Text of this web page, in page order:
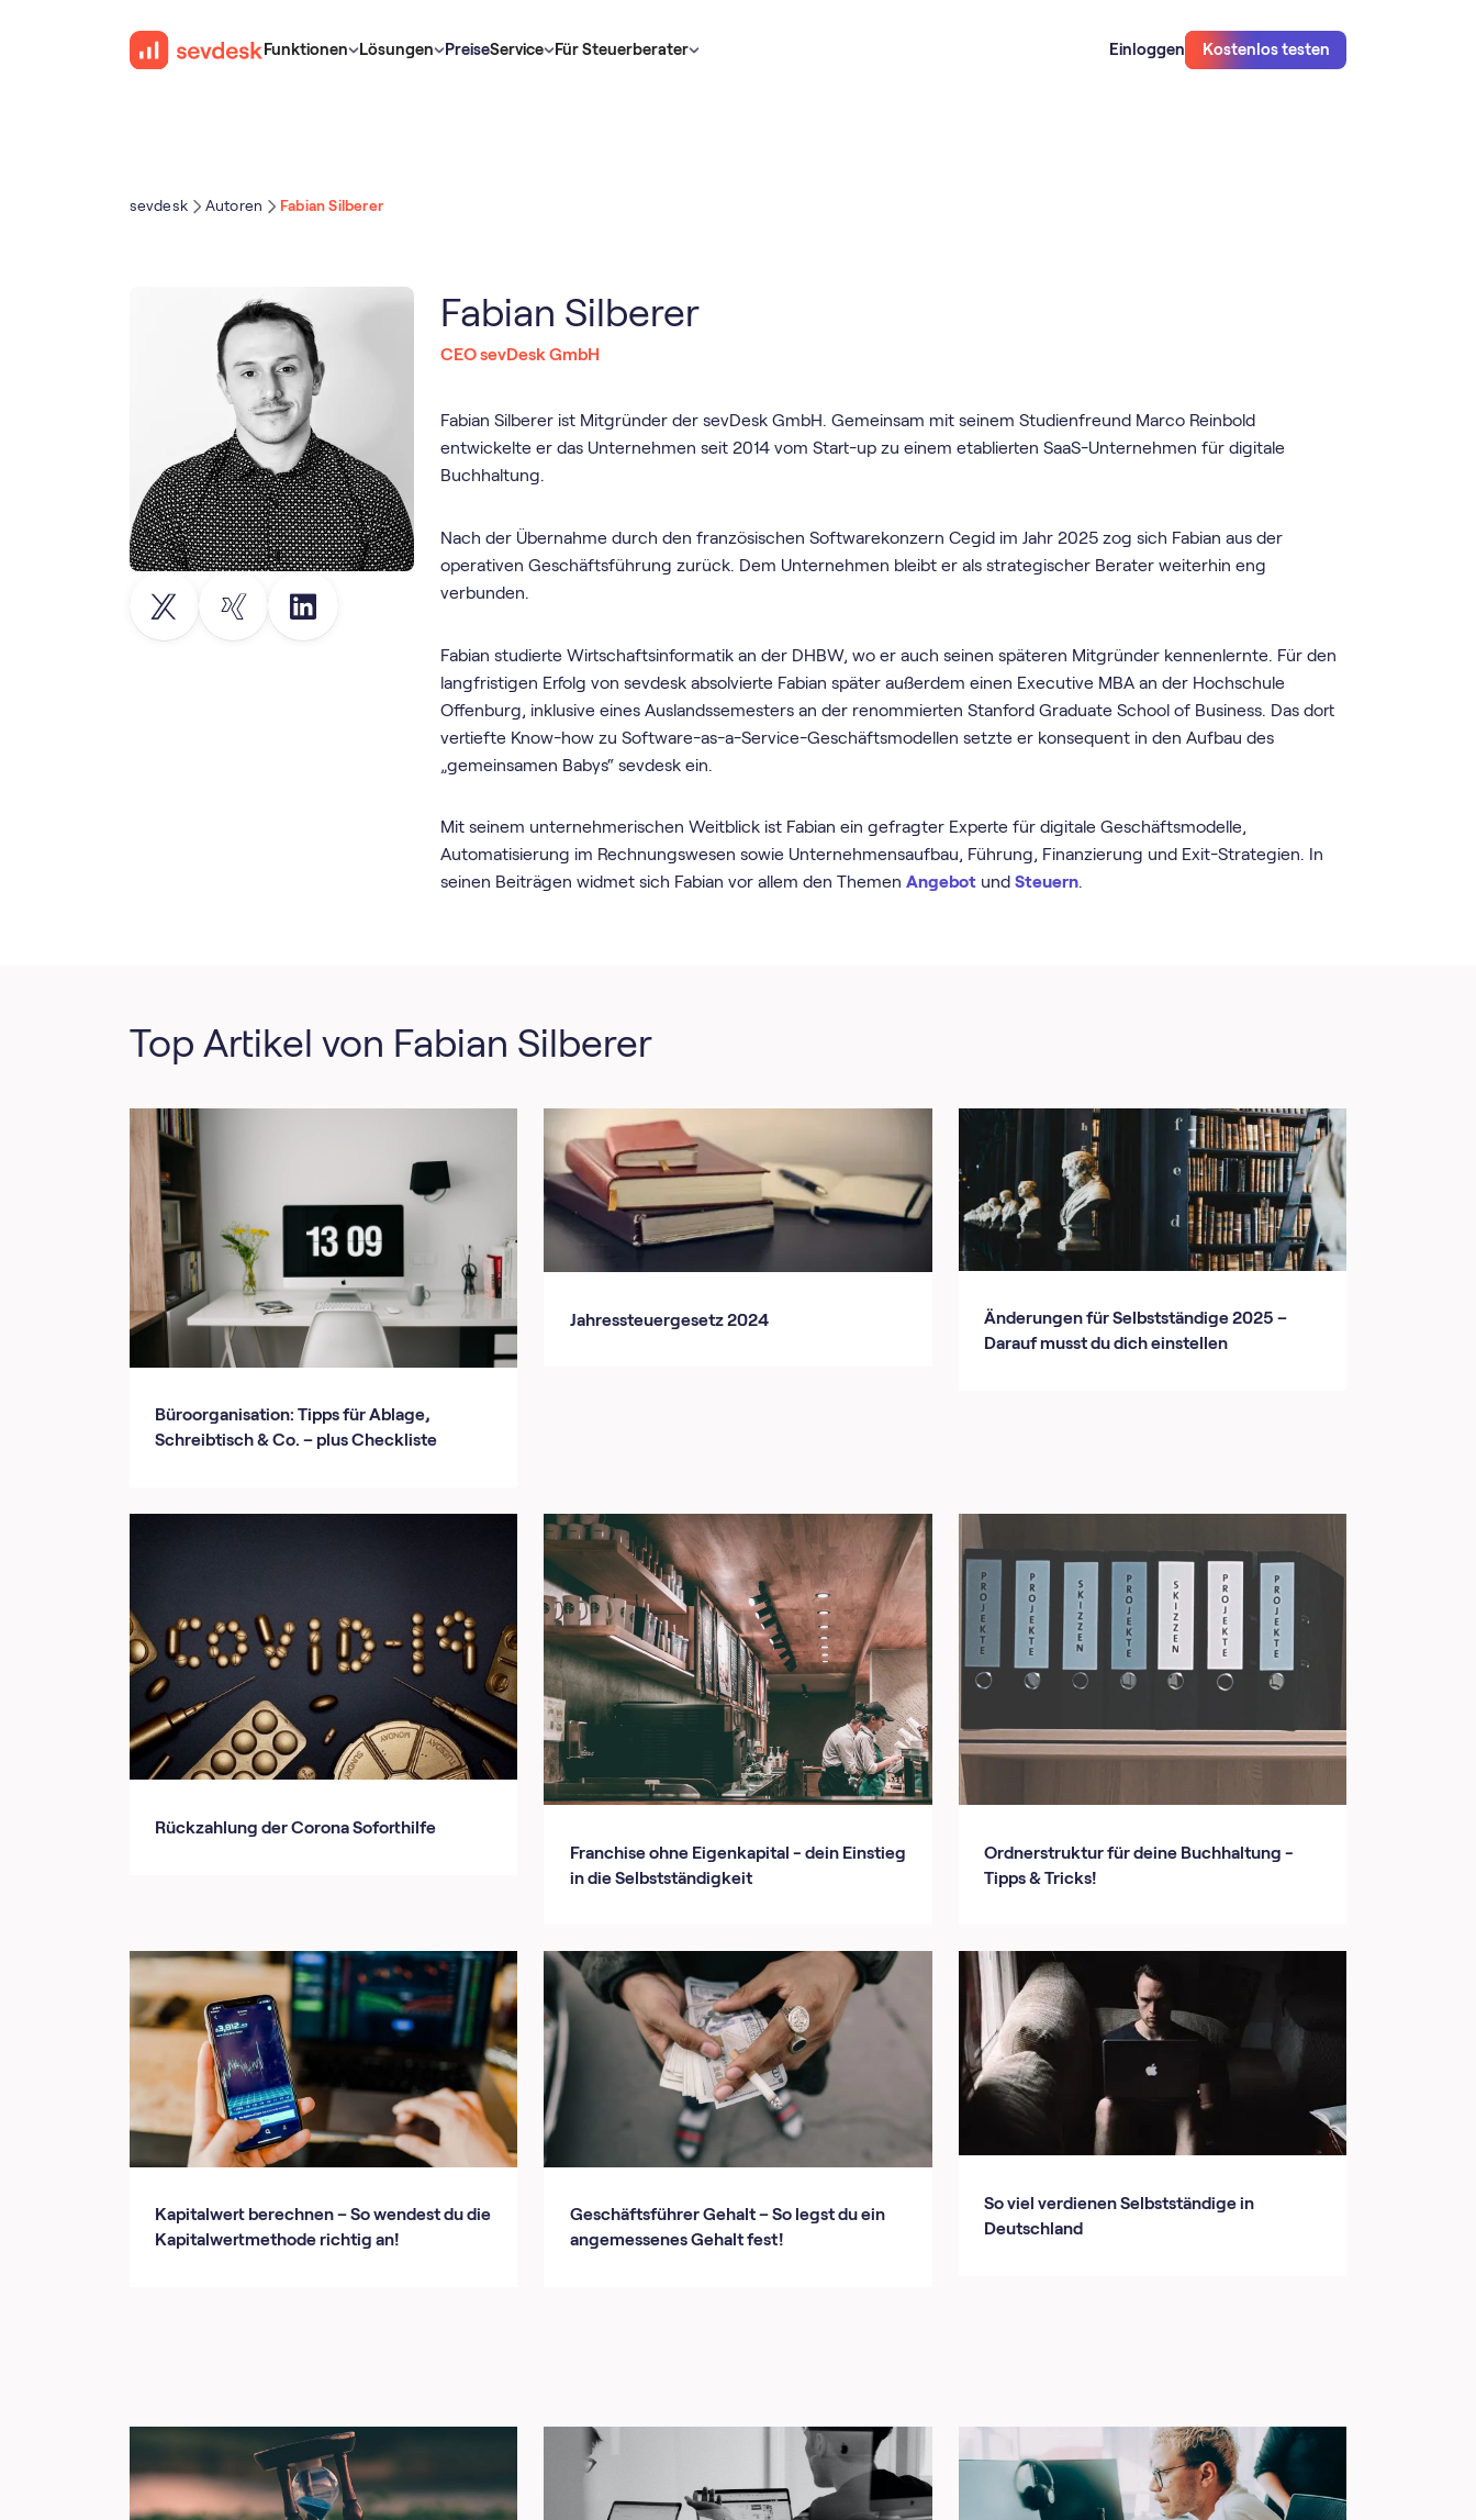
Funktionen Lösungen PreiseService Für Steuerberater Einloggen Kostenlos testen
sevdesk Autoren Fabian Silberer
Fabian Silberer
CEO sevDesk GmbH
Fabian Silberer ist Mitgründer der sevDesk GmbH. Gemeinsam mit seinem Studienfreund Marco Reinbold
entwickelte er das Unternehmen seit 2014 vom Start-up zu einem etablierten SaaS-Unternehmen für digitale
Buchhaltung.
Nach der Übernahme durch den französischen Softwarekonzern Cegid im Jahr 2025 zog sich Fabian aus der
operativen Geschäftsführung zurück. Dem Unternehmen bleibt er als strategischer Berater weiterhin eng
verbunden.
Fabian studierte Wirtschaftsinformatik an der DHBW, wo er auch seinen späteren Mitgründer kennenlernte. Für den
langfristigen Erfolg von sevdesk absolvierte Fabian später außerdem einen Executive MBA an der Hochschule
Offenburg, inklusive eines Auslandssemesters an der renommierten Stanford Graduate School of Business. Das dort
vertiefte Know-how zu Software-as-a-Service-Geschäftsmodellen setzte er konsequent in den Aufbau des
„gemeinsamen Babys“ sevdesk ein.
Mit seinem unternehmerischen Weitblick ist Fabian ein gefragter Experte für digitale Geschäftsmodelle,
Automatisierung im Rechnungswesen sowie Unternehmensaufbau, Führung, Finanzierung und Exit-Strategien. In
seinen Beiträgen widmet sich Fabian vor allem den Themen Angebotund Steuern.
Top Artikel von Fabian Silberer
Büroorganisation: Tipps für Ablage,
Schreibtisch & Co. – plus Checkliste
Jahressteuergesetz 2024
Änderungen für Selbstständige 2025 –
Darauf musst du dich einstellen
Rückzahlung der Corona Soforthilfe
Franchise ohne Eigenkapital - dein Einstieg
in die Selbstständigkeit
Ordnerstruktur für deine Buchhaltung -
Tipps & Tricks!
Kapitalwert berechnen – So wendest du die
Kapitalwertmethode richtig an!
Geschäftsführer Gehalt – So legst du ein
angemessenes Gehalt fest!
So viel verdienen Selbstständige in
Deutschland